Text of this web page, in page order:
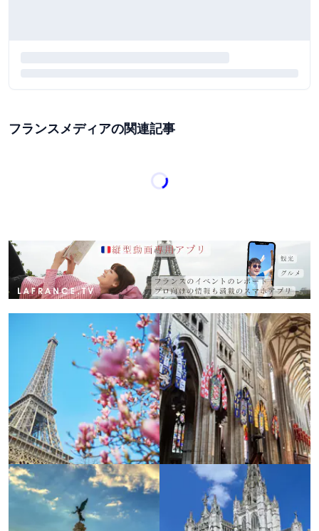
フランスメディアの関連記事